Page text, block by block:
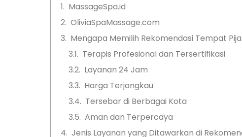
MassageSpa.id
OliviaSpaMassage.com
Mengapa Memilih Rekomendasi Tempat
Terapis Profesional dan Tersertifikasi
Layanan 24 Jam
Harga Terjangkau
Tersebar di Berbagai Kota
Aman dan Terpercaya
Jenis Layanan yang Ditawarkan di